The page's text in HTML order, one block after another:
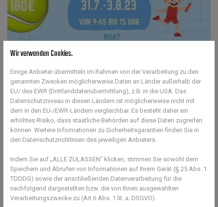
Wir verwenden Cookies.
Einige Anbieter übermitteln im Rahmen von der Verarbeitung zu den
genannten Zwecken möglicherweise Daten an Länder außerhalb der
EU/ des EWR (Drittlanddatenübermittlung), z.B. in die USA. Das
Datenschutzniveau in diesen Ländern ist möglicherweise nicht mit
dem in den EU-/EWR-Ländern vergleichbar. Es besteht daher ein
erhöhtes Risiko, dass staatliche Behörden auf diese Daten zugreifen
können. Weitere Informationen zu Sicherheitsgarantien finden Sie in
den Datenschutzrichtlinien des jeweiligen Anbieters.
Indem Sie auf „ALLE ZULASSEN" klicken, stimmen Sie sowohl dem
Speichern und Abrufen von Informationen auf Ihrem Gerät (§ 25 Abs. 1
TDDDG) sowie der anschließenden Datenverarbeitung für die
nachfolgend dargestellten bzw. die von Ihnen ausgewählten
Verarbeitungszwecke zu (Art 6 Abs. 1 lit. a. DSGVO).